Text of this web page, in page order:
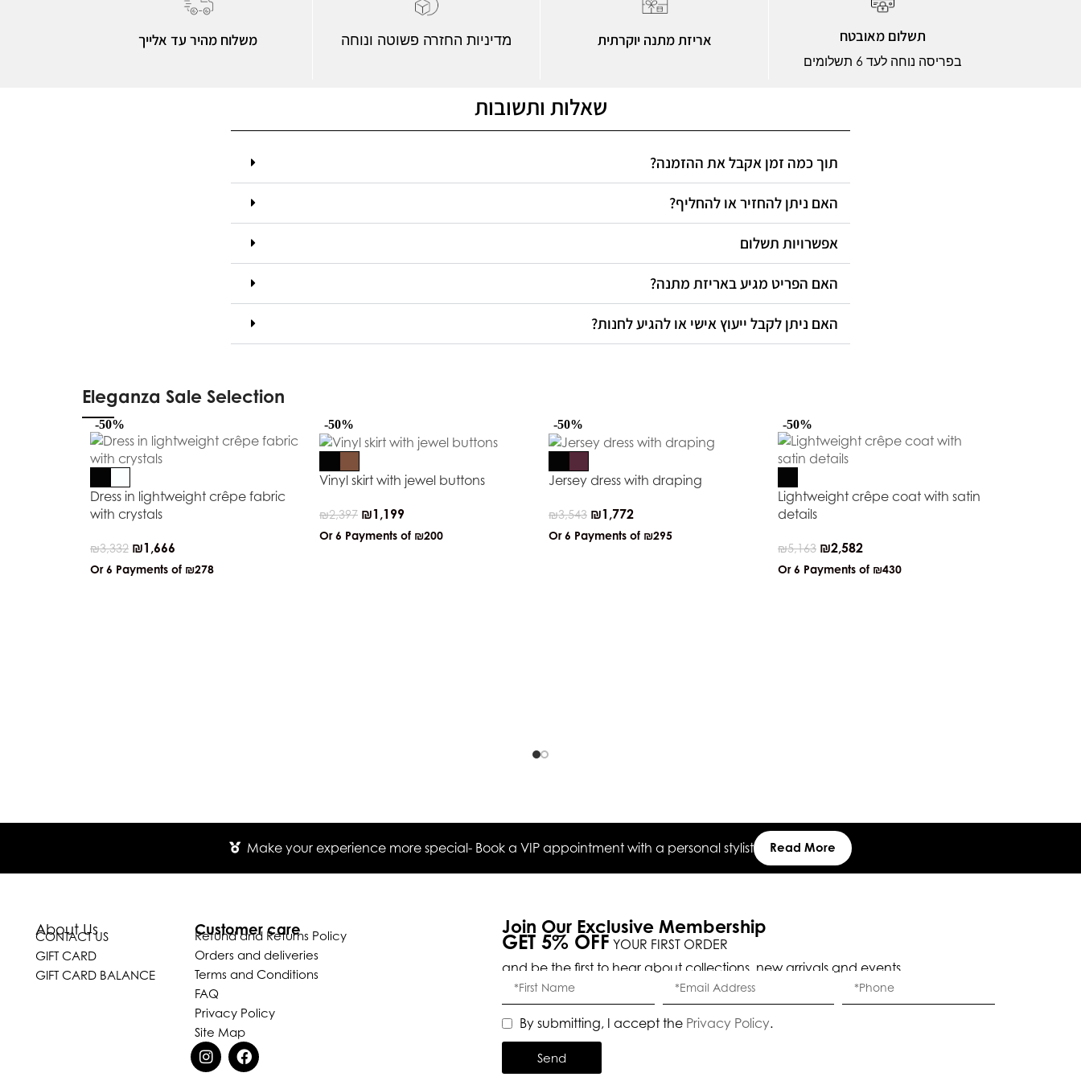
משלוח מהיר עד אלייך מדיניות החזרה פשוטה ונוחה אריזת מתנה יוקרתית תשלום מאובטח
בפריסה נוחה לעד 6 תשלומים
שאלות ותשובות
תוך כמה זמן אקבל את ההזמנה?
האם ניתן להחזיר או להחליף?
אפשרויות תשלום
האם הפריט מגיע באריזת מתנה?
האם ניתן לקבל ייעוץ אישי או להגיע לחנות?
Eleganza Sale Selection
-50%
Dress in lightweight crêpe fabric
with crystals
₪3,332 ₪1,666
Or 6 Payments of ₪278
-50%
Vinyl skirt with jewel buttons
₪2,397 ₪1,199
Or 6 Payments of ₪200
-50%
Jersey dress with draping
₪3,543 ₪1,772
Or 6 Payments of ₪295
-50%
Lightweight crêpe coat with satin
details
₪5,163 ₪2,582
Or 6 Payments of ₪430
Make your experience more special- Book a VIP appointment with a personal stylist Read More
About Us
CONTACT US
GIFT CARD
GIFT CARD BALANCE
Customer care
Refund and Returns Policy
Orders and deliveries
Terms and Conditions
FAQ
Privacy Policy
Site Map
Join Our Exclusive Membership
GET 5% OFF YOUR FIRST ORDER
and be the first to hear about collections, new arrivals and events.
By submitting, I accept the Privacy Policy.
Send
Eleganza Israel